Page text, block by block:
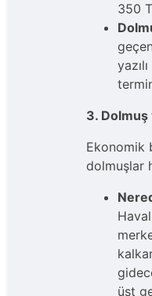
350
3.
Ekonomik
dolmuşlar
üst